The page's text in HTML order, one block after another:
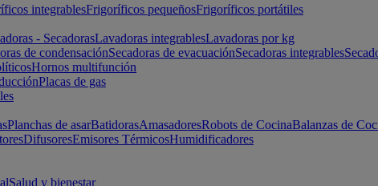
integrablesFrigoríficos pequeñosFrigoríficos portátiles
- SecadorasLavadoras integrablesLavadoras por kg
de condensaciónSecadoras de evacuaciónSecadoras integrables
Hornos multifunción
Placas de gas
Planchas de asarBatidorasAmasadoresRobots de CocinaBalanzas de
DifusoresEmisores TérmicosHumidificadores
Salud y bienestar